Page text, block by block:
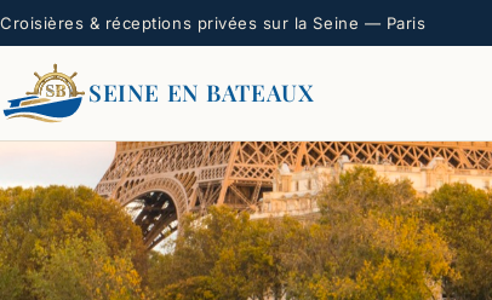
Croisières & réceptions privées sur la Seine — Paris
SEINE EN BATEAUX